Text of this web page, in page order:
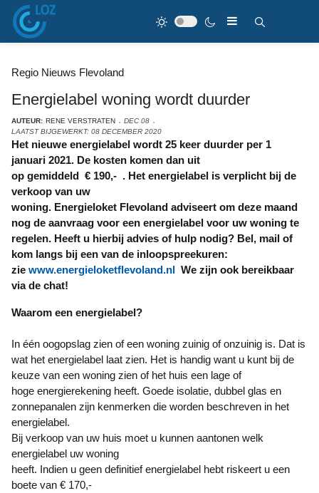
Regio Nieuws Flevoland
Energielabel woning wordt duurder
AUTEUR: RENE VERSTRATEN
DEC 08
LAATST BIJGEWERKT: 08 DECEMBER 2020
Het nieuwe energielabel wordt 25 keer duurder per 1
januari 2021. De kosten komen dan uit
op gemiddeld € 190,- . Het energielabel is verplicht bij de
verkoop van uw
woning. Energieloket Flevoland adviseert om deze maand
nog de aanvraag voor een energielabel voor uw woning te
regelen. Heeft u hierbij advies of hulp nodig? Bel, mail of
kom langs bij een van de inloopspreekuren:
zie www.energieloketflevoland.nl We zijn ook bereikbaar
via de chat!
Waarom een energielabel?
In één oogopslag zien of een woning zuinig of onzuinig is. Dat is
wat het energielabel laat zien. Het is handig want u kunt bij de
keuze van een woning zien of het huis een lage of
hoge energierekening heeft. Goede isolatie, dubbel glas en
zonnepanalen zijn kenmerken die worden beschreven in het
energielabel.
Bij verkoop van uw huis moet u kunnen aantonen welk
energielabel uw woning
heeft. Indien u geen definitief energielabel hebt riskeert u een
boete van € 170,-